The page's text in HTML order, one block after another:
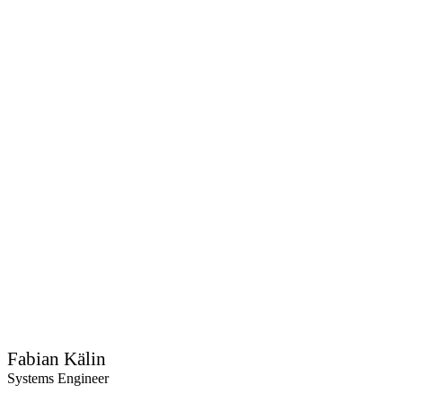
Fabian Kälin
Systems Engineer